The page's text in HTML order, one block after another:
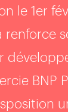
le 1er
renforce
BNP